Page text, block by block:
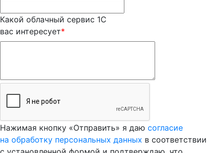
Какой облачный сервис 1С
вас интересует*
Нажимая кнопку «Отправить» я даю согласие
на обработку персональных данных в соответствии